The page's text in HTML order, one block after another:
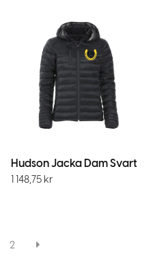
Hudson Jacka Dam Svart
1 148,75 kr
2